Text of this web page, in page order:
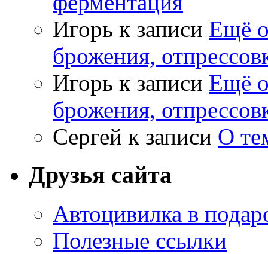
Игорь к записи Ещё
брожения,
Игорь к записи Ещё
брожения,
Сергей к записи О
Друзья сайта
Автоцивилка в
Полезные ссылки